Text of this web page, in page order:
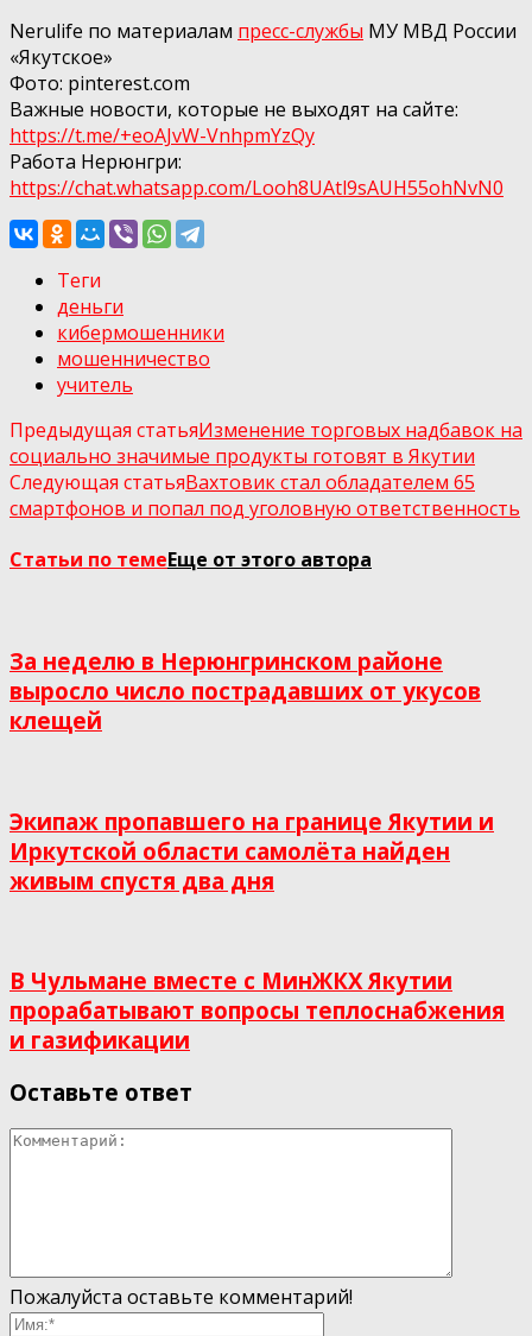
Nerulife по материалам пресс-службы МУ МВД России
«Якутское»
Фото: pinterest.com
Важные новости, которые не выходят на сайте:
https://t.me/+eoAJvW-VnhpmYzQy
Работа Нерюнгри:
https://chat.whatsapp.com/Looh8UAtl9sAUH55ohNvN0
Теги
деньги
кибермошенники
мошенничество
учитель
Предыдущая статьяИзменение торговых надбавок на
социально значимые продукты готовят в Якутии
Следующая статьяВахтовик стал обладателем 65
смартфонов и попал под уголовную ответственность
Статьи по темеЕще от этого автора
За неделю в Нерюнгринском районе
выросло число пострадавших от укусов
клещей
Экипаж пропавшего на границе Якутии и
Иркутской области самолёта найден
живым спустя два дня
В Чульмане вместе с МинЖКХ Якутии
прорабатывают вопросы теплоснабжения
и газификации
Оставьте ответ
Пожалуйста оставьте комментарий!